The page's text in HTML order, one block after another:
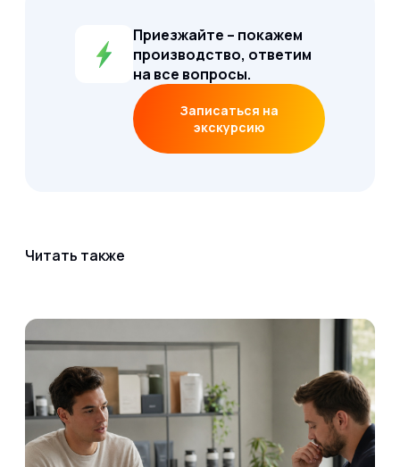
Приезжайте – покажем
производство, ответим
на все вопросы.
Записаться на
экскурсию
Читать также